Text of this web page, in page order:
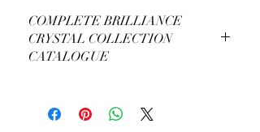
COMPLETE BRILLIANCE
CRYSTAL COLLECTION
CATALOGUE